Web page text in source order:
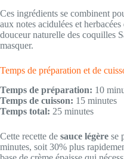
Ces ingrédients se combinent
aux notes acidulées et
douceur naturelle des coquilles
masquer.
Temps de préparation et de
Temps de préparation: 10
Temps de cuisson: 15 minutes
Temps total: 25 minutes
Cette recette de sauce légère se
minutes, soit 30% plus